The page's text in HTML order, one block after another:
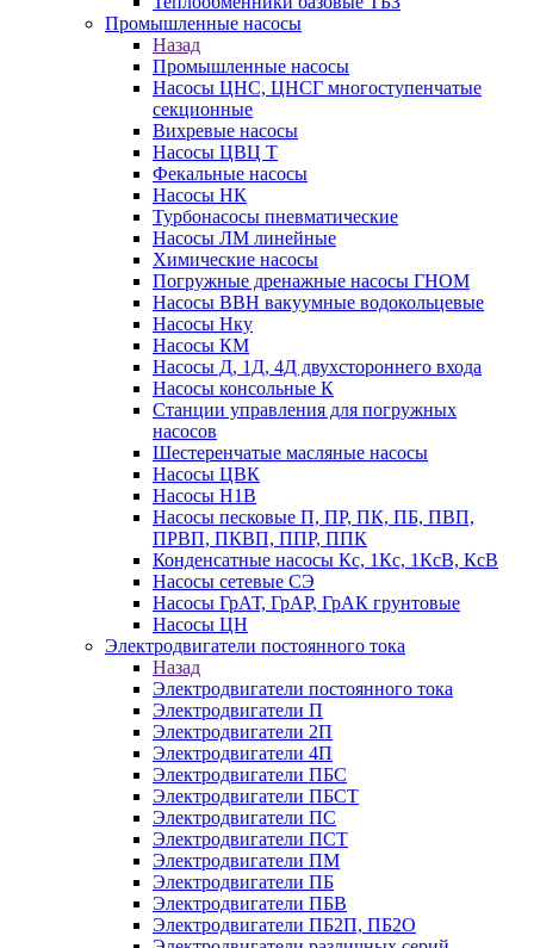
Промышленные насосы
Назад
Промышленные насосы
Насосы ЦНС, ЦНСГ многоступенчатые
секционные
Вихревые насосы
Насосы ЦВЦ Т
Фекальные насосы
Насосы НК
Турбонасосы пневматические
Насосы ЛМ линейные
Химические насосы
Погружные дренажные насосы ГНОМ
Насосы ВВН вакуумные водокольцевые
Насосы Нку
Насосы КМ
Насосы Д, 1Д, 4Д двухстороннего входа
Насосы консольные К
Станции управления для погружных
насосов
Шестеренчатые масляные насосы
Насосы ЦВК
Насосы Н1В
Насосы песковые П, ПР, ПК, ПБ, ПВП,
ПРВП, ПКВП, ППР, ППК
Конденсатные насосы Кс, 1Кс, 1КсВ, КсВ
Насосы сетевые СЭ
Насосы ГрАТ, ГрАР, ГрАК грунтовые
Насосы ЦН
Электродвигатели постоянного тока
Назад
Электродвигатели постоянного тока
Электродвигатели П
Электродвигатели 2П
Электродвигатели 4П
Электродвигатели ПБС
Электродвигатели ПБСТ
Электродвигатели ПС
Электродвигатели ПСТ
Электродвигатели ПМ
Электродвигатели ПБ
Электродвигатели ПБВ
Электродвигатели ПБ2П, ПБ2О